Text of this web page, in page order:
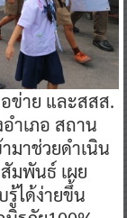
ข่าย และสสส.
ำเภอ สถาน
มาช่วยดำเนิน
มพันธ์ เผย
ได้ง่ายขึ้น